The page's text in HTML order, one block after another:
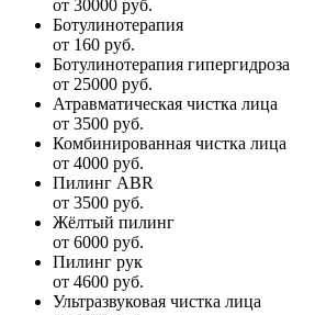
от 30000 руб.
Ботулинотерапия
от 160 руб.
Ботулинотерапия гипергидроза
от 25000 руб.
Атравматическая чистка лица
от 3500 руб.
Комбинированная чистка лица
от 4000 руб.
Пилинг ABR
от 3500 руб.
Жёлтый пилинг
от 6000 руб.
Пилинг рук
от 4600 руб.
Ультразвуковая чистка лица